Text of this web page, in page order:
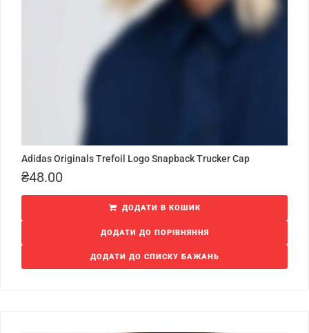
Adidas Originals Trefoil Logo Snapback Trucker Cap
₴48.00
ДОДАТИ В КОШИК
ДОДАТИ ДО ПОРІВНЯННЯ
ДОДАТИ ДО СПИСКУ БАЖАНЬ